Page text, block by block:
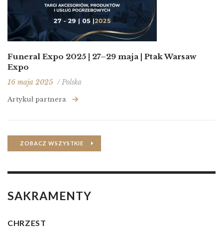
Funeral Expo 2025 | 27–29 maja | Ptak Warsaw
Expo
16 maja 2025 / Polska
Artykuł partnera
ZOBACZ WSZYSTKIE
SAKRAMENTY
CHRZEST